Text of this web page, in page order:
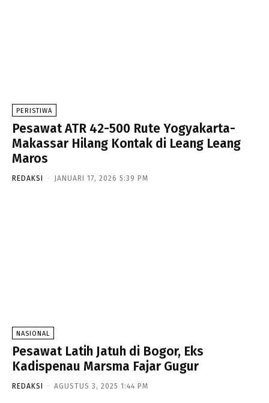
PERISTIWA
Pesawat ATR 42-500 Rute Yogyakarta-
Makassar Hilang Kontak di Leang Leang
Maros
REDAKSI - JANUARI 17, 2026 5:39 PM
NASIONAL
Pesawat Latih Jatuh di Bogor, Eks
Kadispenau Marsma Fajar Gugur
REDAKSI - AGUSTUS 3, 2025 1:44 PM